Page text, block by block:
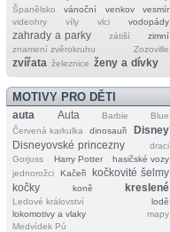
Španělsko
vánoční venkov
vesmír
videohry
víly vlci vodopády
zahrady a parky zátiší
zimní
znamení zvěrokruhu
Zozoville
zvířata železnice ženy a dívky
MOTIVY PRO DĚTI
auta Auta Barbie
Blue
Červená karkulka
dinosauři
Disney
Disneyovské princezny
draci
Gorjuss
Harry Potter
hasičské vozy
jednorožci
Kačeři
kočkovité šelmy
kočky
koně kreslené
Ledové království
lodě
lokomotivy a vlaky
mapy
Medvídek Pú